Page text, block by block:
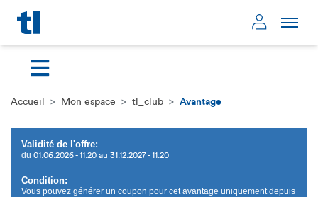
Page d'accueil Mon compte
Accueil Mon espace tl_club Avantage
Validité de l'offre:
du 01.06.2026 - 11:20 au 31.12.2027 - 11:20
Condition:
Vous pouvez générer un coupon pour cet avantage uniquement depuis